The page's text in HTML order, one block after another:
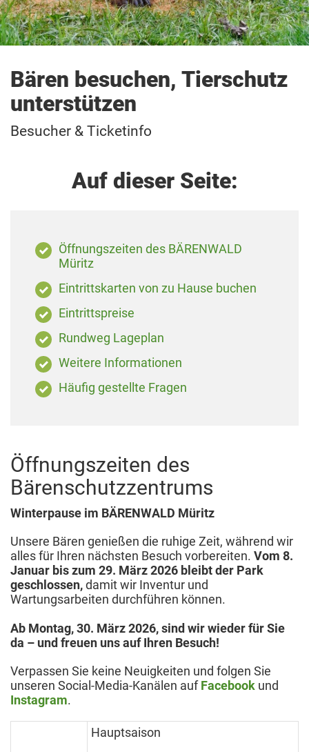
Bären besuchen, Tierschutz
unterstützen
Besucher & Ticketinfo
Auf dieser Seite:
Öffnungszeiten des BÄRENWALD
Müritz
Eintrittskarten von zu Hause buchen
Eintrittspreise
Rundweg Lageplan
Weitere Informationen
Häufig gestellte Fragen
Öffnungszeiten des
Bärenschutzzentrums
Winterpause im BÄRENWALD Müritz
Unsere Bären genießen die ruhige Zeit, während wir
alles für Ihren nächsten Besuch vorbereiten. Vom 8.
Januar bis zum 29. März 2026 bleibt der Park
geschlossen,damit wir Inventur und
Wartungsarbeiten durchführen können.
Ab Montag, 30. März 2026, sind wir wieder für Sie
da – und freuen uns auf Ihren Besuch!
Verpassen Sie keine Neuigkeiten und folgen Sie
unseren Social-Media-Kanälen aufFacebook und
Instagram.
Hauptsaison